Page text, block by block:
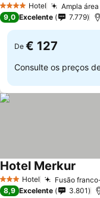
4 EstrelasHotel Ampla
9,0 Excelente 7.779
De € 127
Consulte os preços
3 EstrelasHotel Fusão
Hotel Merkur
8,9 Excelente 3.801